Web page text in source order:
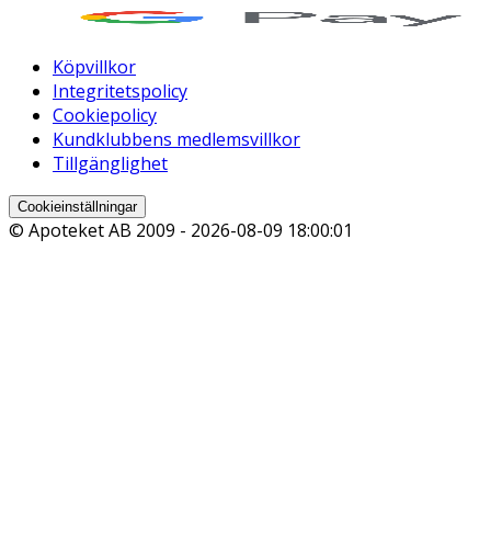
Köpvillkor
Integritetspolicy
Cookiepolicy
Kundklubbens medlemsvillkor
Tillgänglighet
Cookieinställningar
© Apoteket AB 2009 - 2026-08-09 18:00:01